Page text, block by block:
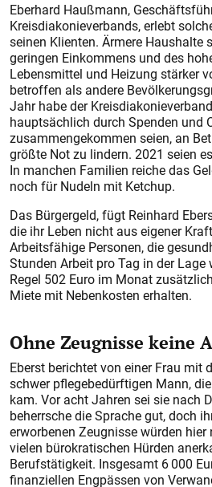
Eberhard Haußmann,
Kreisdiakonieverbands, erlebt
seinen Klienten. Ärmere Haushalte
geringen Einkommens und des
Lebensmittel und Heizung stärker
betroffen als andere
Jahr habe der
hauptsächlich durch Spenden und
zusammengekommen seien, an
größte Not zu lindern. 2021 seien
In manchen Familien reiche das
noch für Nudeln mit Ketchup.
Das Bürgergeld, fügt Reinhard
die ihr Leben nicht aus eigener
Arbeitsfähige Personen, die
Stunden Arbeit pro Tag in der Lage
Regel 502 Euro im Monat
Miete mit Nebenkosten erhalten.
Ohne Zeugnisse keine
Eberst berichtet von einer Frau mit
schwer pflegebedürftigen Mann,
kam. Vor acht Jahren sei sie nach
beherrsche die Sprache gut, doch
erworbenen Zeugnisse würden
vielen bürokratischen Hürden
Berufstätigkeit. Insgesamt 6 000
finanziellen Engpässen von